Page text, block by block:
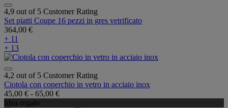
4,9 out of 5 Customer Rating
Set piatti Coupe 16 pezzi in gres vetrificato
364,00 €
+ 11
+ 13
4,2 out of 5 Customer Rating
Ciotola con coperchio in vetro in acciaio inox
45,00 € - 65,00 €
Idea regalo